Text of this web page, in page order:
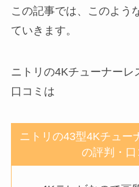
この記事では、このよう
ていきます。
ニトリの4Kチューナーレ
口コミは
ニトリの43型4Kチュー
の評判・